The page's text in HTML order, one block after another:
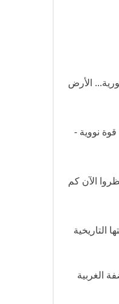
الأرض
نووية -
الآن كم
التاريخية
الغربية